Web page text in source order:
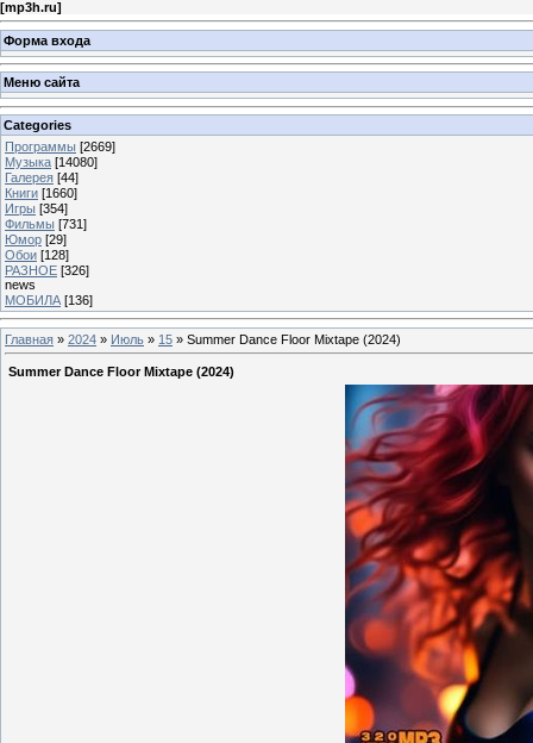
[mp3h.ru]
Форма входа
Меню сайта
Categories
Программы [2669]
Музыка [14080]
Галерея [44]
Книги [1660]
Игры [354]
Фильмы [731]
Юмор [29]
Обои [128]
РАЗНОЕ [326]
news
МОБИЛА [136]
Главная » 2024 » Июль » 15 » Summer Dance Floor Mixtape (2024)
Summer Dance Floor Mixtape (2024)